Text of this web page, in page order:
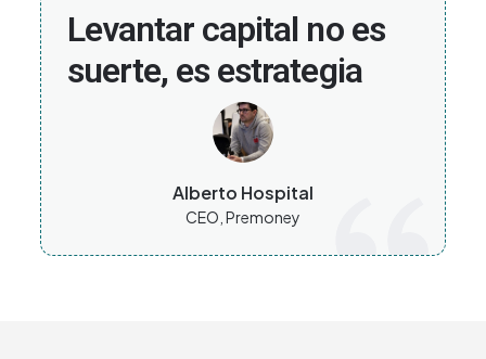
Levantar capital no es
suerte, es estrategia
Alberto Hospital
CEO, Premoney